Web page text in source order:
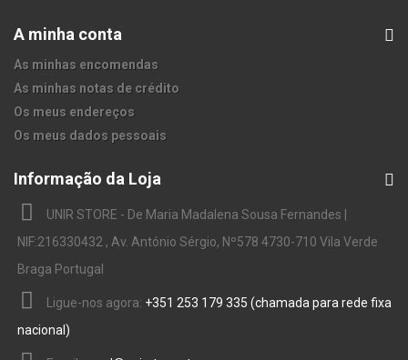
A minha conta
As minhas encomendas
As minhas notas de crédito
Os meus endereços
Os meus dados pessoais
Informação da Loja
UNIR STORE - De Maria Madalena Sousa Fernandes |
NIF:216330432 , Av. António Sérgio, Nº578 4730-710 Vila Verde
Braga Portugal
Ligue-nos agora: +351 253 179 335 (chamada para rede fixa
nacional)